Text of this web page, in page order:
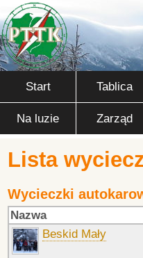
Start Tablica
Na luzie Zarząd
Lista
Wycieczki
Nazwa
Beskid Mały